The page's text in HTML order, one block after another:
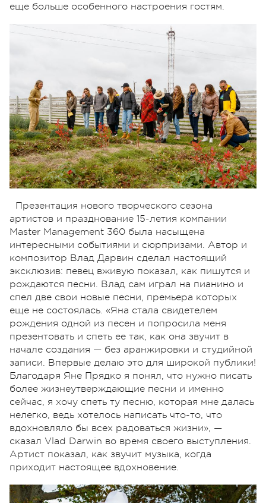
еще больше особенного настроения гостям.
Презентация нового творческого сезона
артистов и празднование 15-летия компании
Master Management 360 была насыщена
интересными событиями и сюрпризами. Автор и
композитор Влад Дарвин сделал настоящий
эксклюзив: певец вживую показал, как пишутся и
рождаются песни. Влад сам играл на пианино и
спел две свои новые песни, премьера которых
еще не состоялась. «Яна стала свидетелем
рождения одной из песен и попросила меня
презентовать и спеть ее так, как она звучит в
начале создания — без аранжировки и студийной
записи. Впервые делаю это для широкой публики!
Благодаря Яне Прядко я понял, что нужно писать
более жизнеутверждающие песни и именно
сейчас, я хочу спеть ту песню, которая мне далась
нелегко, ведь хотелось написать что-то, что
вдохновляло бы всех радоваться жизни», —
сказал Vlad Darwin во время своего выступления.
Артист показал, как звучит музыка, когда
приходит настоящее вдохновение.